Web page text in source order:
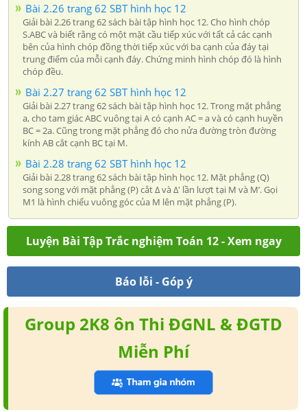
Bài 2.26 trang 62 SBT hình học 12
Giải bài 2.26 trang 62 sách bài tập hình học 12. Cho hình chóp
S.ABC và biết rằng có một mặt cầu tiếp xúc với tất cả các cạnh
bên của hình chóp đồng thời tiếp xúc với ba cạnh của đáy tại
trung điểm của mỗi cạnh đáy. Chứng minh hình chóp đó là hình
chóp đều.
Bài 2.27 trang 62 SBT hình học 12
Giải bài 2.27 trang 62 sách bài tập hình học 12. Trong mặt phẳng
a, cho tam giác ABC vuông tại A có cạnh AC = a và có cạnh huyền
BC = 2a. Cũng trong mặt phẳng đó cho nửa đường tròn đường
kính AB cắt cạnh BC tại M.
Bài 2.28 trang 62 SBT hình học 12
Giải bài 2.28 trang 62 sách bài tập hình học 12. Mặt phẳng (Q)
song song với mặt phẳng (P) cắt ∆ và ∆' lần lượt tại M và M’. Gọi
M1 là hình chiếu vuông góc của M lên mặt phẳng (P).
Luyện Bài Tập Trắc nghiệm Toán 12 - Xem ngay
Báo lỗi - Góp ý
Group 2K8 ôn Thi ĐGNL & ĐGTD
Miễn Phí